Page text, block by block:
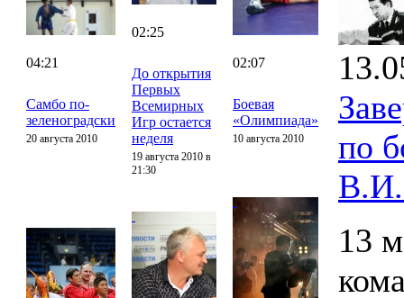
04:21
Самбо по-
зеленоградски
20 августа 2010
02:25
До открытия
Первых
Всемирных
Игр остается
неделя
19 августа 2010 в
21:30
02:07
Боевая
«Олимпиада»
10 августа 2010
по
13